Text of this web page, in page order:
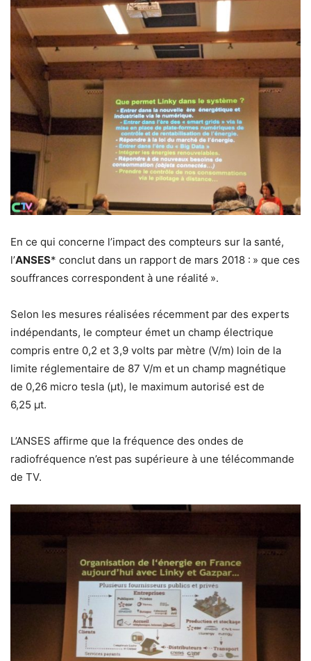
En ce qui concerne l’impact des compteurs sur la santé,
l’ANSES* conclut dans un rapport de mars 2018 : » que ces
souffrances correspondent à une réalité ».
Selon les mesures réalisées récemment par des experts
indépendants, le compteur émet un champ électrique
compris entre 0,2 et 3,9 volts par mètre (V/m) loin de la
limite réglementaire de 87 V/m et un champ magnétique
de 0,26 micro tesla (µt), le maximum autorisé est de
6,25 µt.
L’ANSES affirme que la fréquence des ondes de
radiofréquence n’est pas supérieure à une télécommande
de TV.